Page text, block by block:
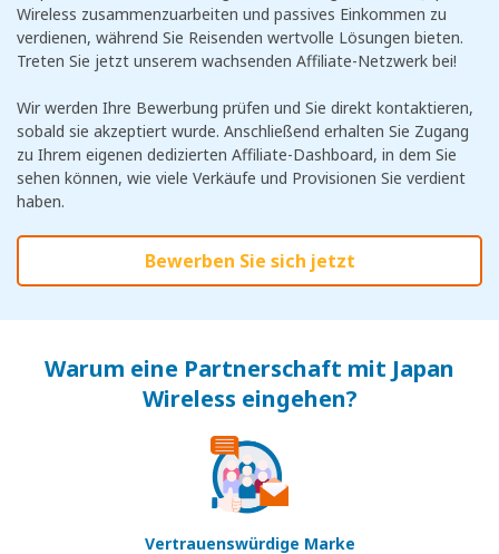
Wireless zusammenzuarbeiten und passives Einkommen zu
verdienen, während Sie Reisenden wertvolle Lösungen bieten.
Treten Sie jetzt unserem wachsenden Affiliate-Netzwerk bei!
Wir werden Ihre Bewerbung prüfen und Sie direkt kontaktieren,
sobald sie akzeptiert wurde. Anschließend erhalten Sie Zugang
zu Ihrem eigenen dedizierten Affiliate-Dashboard, in dem Sie
sehen können, wie viele Verkäufe und Provisionen Sie verdient
haben.
Bewerben Sie sich jetzt
Warum eine Partnerschaft mit Japan
Wireless eingehen?
Vertrauenswürdige Marke